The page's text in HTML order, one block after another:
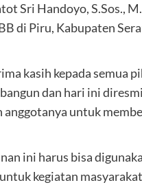
Sri Handoyo, S.Sos.,
di Piru, Kabupaten
kasih kepada semua
dan hari ini
untuk
ini harus bisa
kegiatan